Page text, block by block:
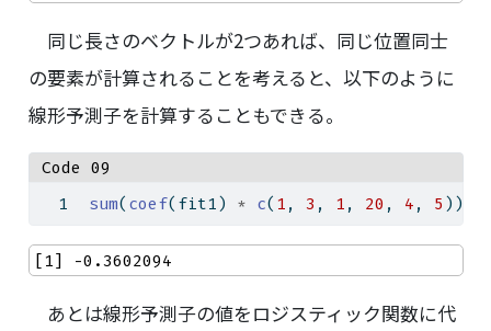
同じ長さのベクトルが2つあれば、同じ位置同士
の要素が計算されることを考えると、以下のように
線形予測子を計算することもできる。
Code 09
sum( coef(fit1) * c( 1 , 3 , 1 , 20 , 4 , 5 ))
[1] -0.3602094
あとは線形予測子の値をロジスティック関数に代